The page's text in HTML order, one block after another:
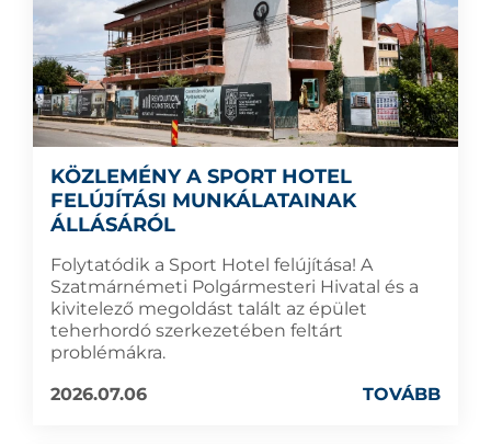
KÖZLEMÉNY A SPORT HOTEL
FELÚJÍTÁSI MUNKÁLATAINAK
ÁLLÁSÁRÓL
Folytatódik a Sport Hotel felújítása! A
Szatmárnémeti Polgármesteri Hivatal és a
kivitelező megoldást talált az épület
teherhordó szerkezetében feltárt
problémákra.
2026.07.06
TOVÁBB